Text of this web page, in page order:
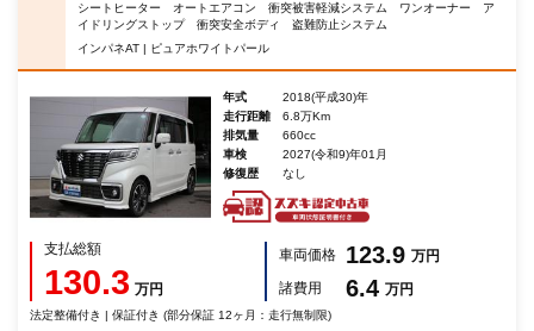
シートヒーター オートエアコン 衝突被害軽減システム ワンオーナー ア
イドリングストップ 衝突安全ボディ 盗難防止システム
インパネAT | ピュアホワイトパール
年式
2018(平成30)年
走行距離
6.8万Km
排気量
660cc
車検
2027(令和9)年01月
修復歴
なし
支払総額
130.3 万円
車両価格 123.9 万円
諸費用
6.4 万円
法定整備付き | 保証付き (部分保証 12ヶ月：走行無制限)